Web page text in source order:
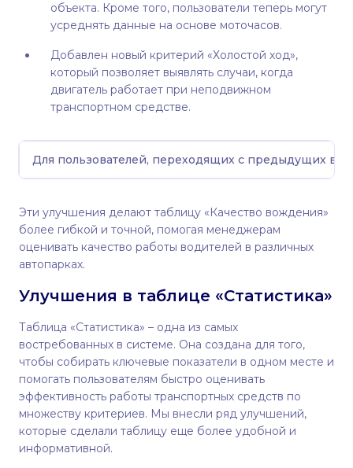
объекта. Кроме того, пользователи теперь могут
усреднять данные на основе моточасов.
Добавлен новый критерий «Холостой ход»,
который позволяет выявлять случаи, когда
двигатель работает при неподвижном
транспортном средстве.
Для пользователей, переходящих с предыдущих
Эти улучшения делают таблицу «Качество вождения»
более гибкой и точной, помогая менеджерам
оценивать качество работы водителей в различных
автопарках.
Улучшения в таблице «Статистика»
Таблица «Статистика» – одна из самых
востребованных в системе. Она создана для того,
чтобы собирать ключевые показатели в одном месте и
помогать пользователям быстро оценивать
эффективность работы транспортных средств по
множеству критериев. Мы внесли ряд улучшений,
которые сделали таблицу еще более удобной и
информативной.